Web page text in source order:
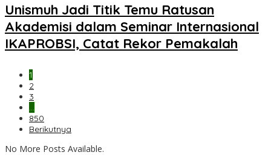
Unismuh Jadi Titik Temu Ratusan
Akademisi dalam Seminar Internasional
IKAPROBSI, Catat Rekor Pemakalah
1
2
3
…
850
Berikutnya
No More Posts Available.